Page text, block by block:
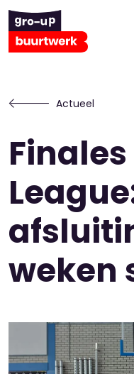
Actueel
weken